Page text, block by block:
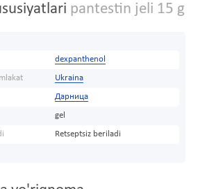
pantestin jeli 15 g
dexpanthenol
Ukraina
Дарница
gel
Retseptsiz beriladi